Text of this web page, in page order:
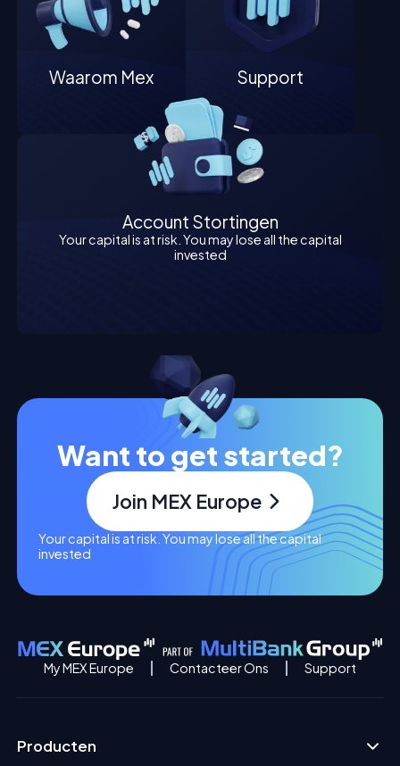
Waarom Mex Support
Account Stortingen
Your capital is at risk. You may lose all the capital
invested
Want to get started?
Join MEX Europe
Your capital is at risk. You may lose all the capital
invested
My MEX Europe Contacteer Ons Support
Producten